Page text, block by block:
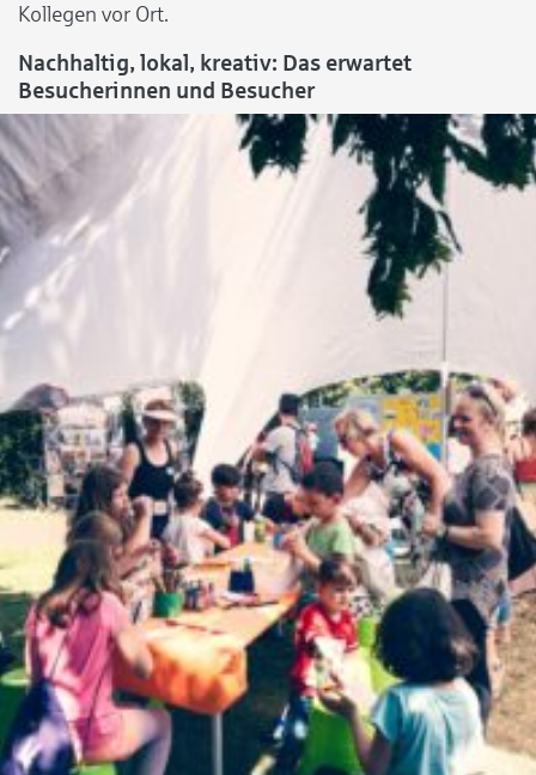
Kollegen vor Ort.
Nachhaltig, lokal, kreativ: Das erwartet
Besucherinnen und Besucher